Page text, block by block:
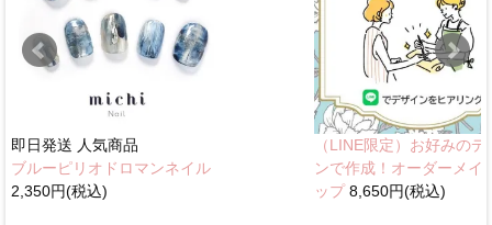
即日発送 人気商品
ブルーピリオドロマンネイル
2,350円(税込)
（LINE限定）お好みのデ
ンで作成！オーダーメイ
ップ8,650円(税込)